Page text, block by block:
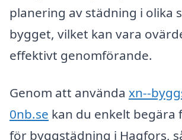
planering av städning i olika
bygget, vilket kan vara
effektivt genomförande.
Genom att använda xn--
0nb.se kan du enkelt
för byggstädning i Hagfors,